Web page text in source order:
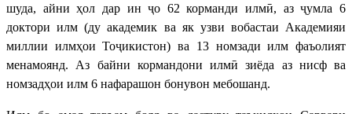
шуда, айни ҳол дар ин ҷо 62 корманди илмӣ, аз ҷумла 6
доктори илм (ду академик ва як узви вобастаи Академияи
миллии илмҳои Тоҷикистон) ва 13 номзади илм фаъолият
менамоянд. Аз байни кормандони илмӣ зиёда аз нисф ва
номзадҳои илм 6 нафарашон бонувон мебошанд.